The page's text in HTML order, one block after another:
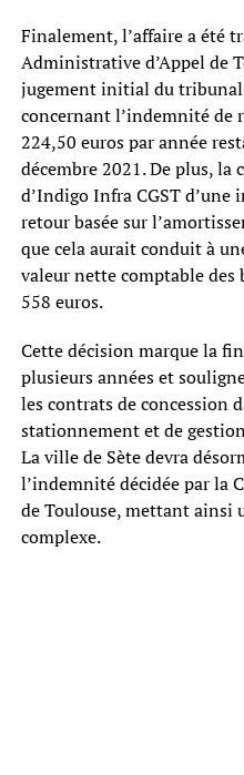
Finalement, l’affaire a été
Administrative d’Appel de
jugement initial du
concernant l’indemnité de
224,50 euros par année
décembre 2021. De plus, la
d’Indigo Infra CGST
retour basée sur
que cela aurait conduit à
valeur nette comptable des
558 euros.
Cette décision marque la
plusieurs années et
les contrats de concession
stationnement et de
La ville de Sète devra
l’indemnité décidée par la
de Toulouse, mettant ainsi
complexe.